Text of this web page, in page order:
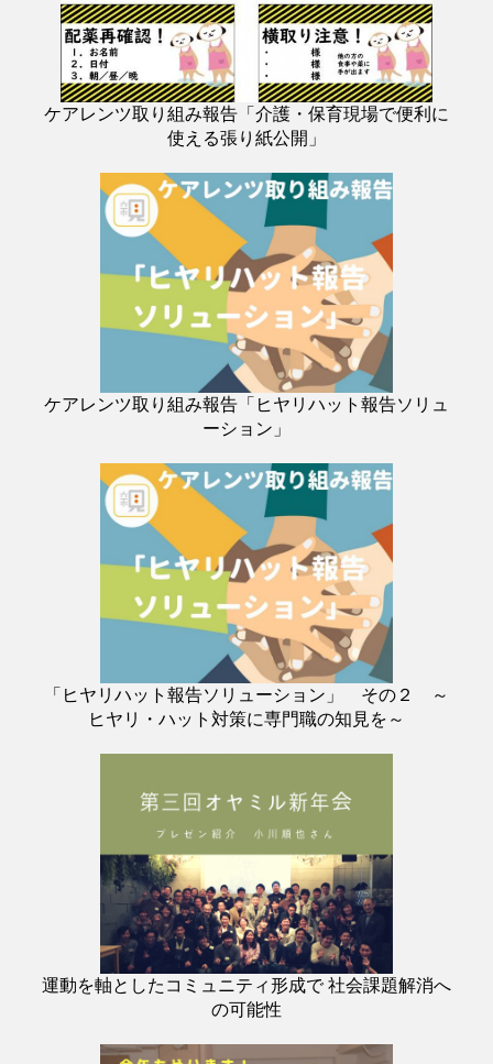
ケアレンツ取り組み報告「介護・保育現場で便利に
使える張り紙公開」
ケアレンツ取り組み報告「ヒヤリハット報告ソリュ
ーション」
「ヒヤリハット報告ソリューション」 その２ ～
ヒヤリ・ハット対策に専門職の知見を～
運動を軸としたコミュニティ形成で 社会課題解消へ
の可能性